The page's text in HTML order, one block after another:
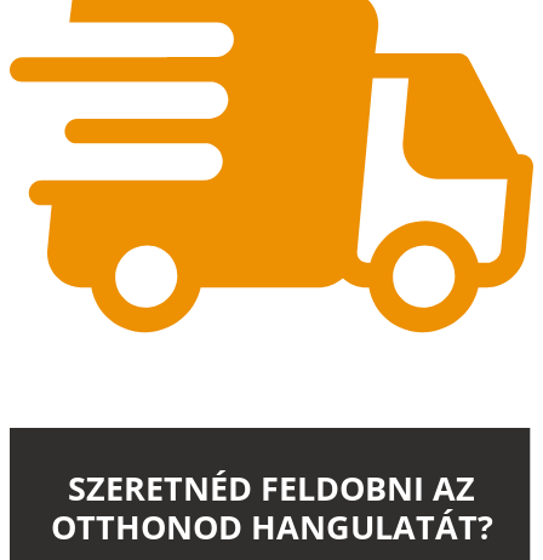
SZERETNÉD FELDOBNI AZ
OTTHONOD HANGULATÁT?